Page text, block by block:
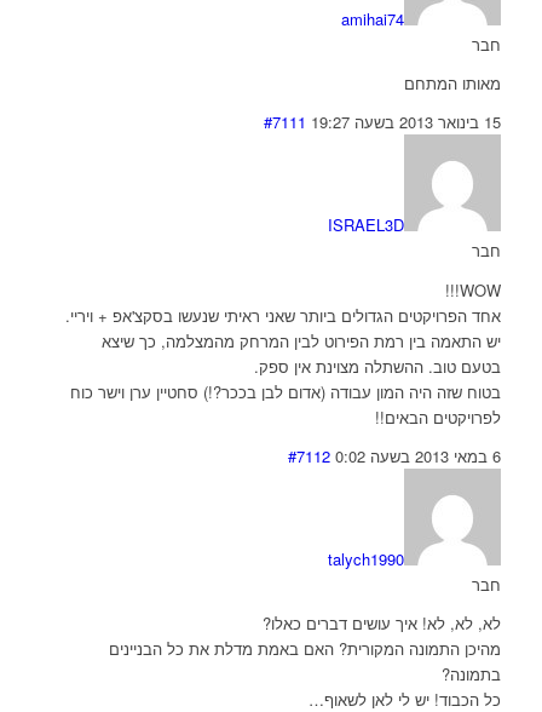
amihai74
חבר
מאותו המתחם
15 בינואר 2013 בשעה 19:27
#7111
ISRAEL3D
חבר
WOW!!!
אחד הפרויקטים הגדולים ביותר שאני ראיתי שנעשו בסקצ'אפ + ויריי.
יש התאמה בין רמת הפירוט לבין המרחק מהמצלמה, כך שיצא
בטעם טוב. ההשתלה מצוינת אין ספק.
בטוח שזה היה המון עבודה (אדום לבן בככר?!) סחטיין ערן וישר כוח
לפרויקטים הבאים!!
6 במאי 2013 בשעה 0:02
#7112
talych1990
חבר
לא, לא, לא! איך עושים דברים כאלו?
מהיכן התמונה המקורית? האם באמת מדלת את כל הבניינים
בתמונה?
כל הכבוד! יש לי לאן לשאוף…